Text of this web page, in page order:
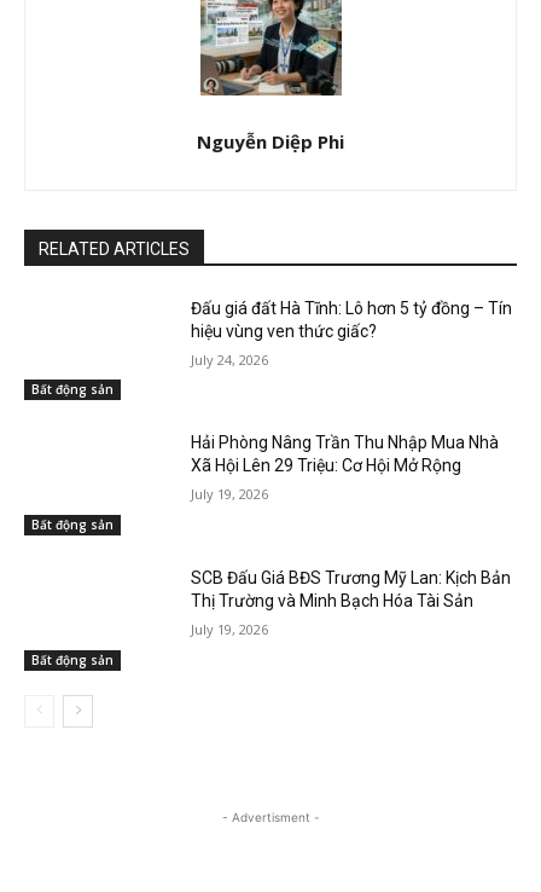
Nguyễn Diệp Phi
RELATED ARTICLES
Bất động sản
Đấu giá đất Hà Tĩnh: Lô hơn 5 tỷ đồng – Tín
hiệu vùng ven thức giấc?
July 24, 2026
Bất động sản
Hải Phòng Nâng Trần Thu Nhập Mua Nhà
Xã Hội Lên 29 Triệu: Cơ Hội Mở Rộng
July 19, 2026
Bất động sản
SCB Đấu Giá BĐS Trương Mỹ Lan: Kịch Bản
Thị Trường và Minh Bạch Hóa Tài Sản
July 19, 2026
- Advertisment -